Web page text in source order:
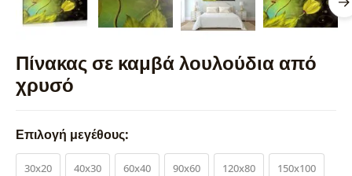
Πίνακας σε καμβά λουλούδια από
χρυσό
Επιλογή μεγέθους:
30x20 40x30 60x40 90x60 120x80 150x100